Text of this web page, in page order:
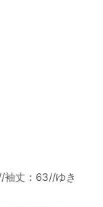
丈：63//ゆき